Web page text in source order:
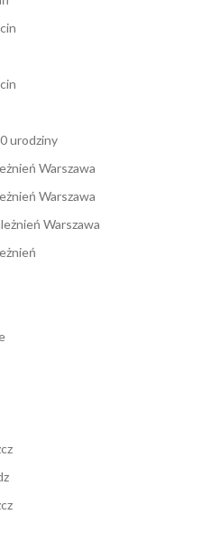
urodziny
Warszawa
Warszawa
Warszawa